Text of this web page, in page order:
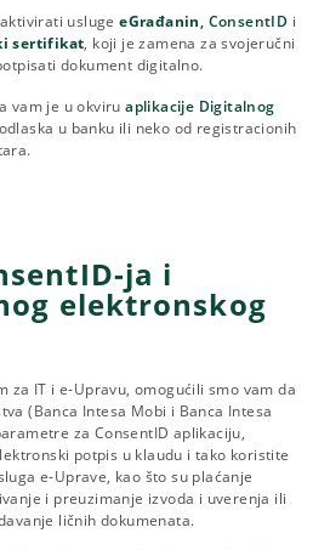
uslugeeGrađanin, ConsentID i
sertifikat, koji je zamena za svojeručni
dokument digitalno.
vam je u okviruaplikacije Digitalnog
u banku ili neko od registracionih
ja i
elektronskog
za IT i e-Upravu, omogućili smo vam da
(Banca Intesa Mobi i Banca Intesa
za ConsentID aplikaciju,
potpis u klaudu i tako koristite
e-Uprave, kao što su plaćanje
i preuzimanje izvoda i uverenja ili
ličnih dokumenata.